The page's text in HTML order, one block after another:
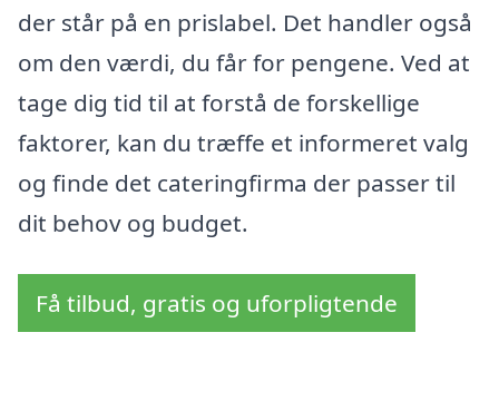
der står på en prislabel. Det handler også
om den værdi, du får for pengene. Ved at
tage dig tid til at forstå de forskellige
faktorer, kan du træffe et informeret valg
og finde det cateringfirma der passer til
dit behov og budget.
Få tilbud, gratis og uforpligtende